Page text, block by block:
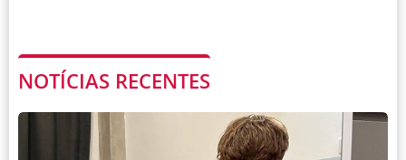
NOTÍCIAS RECENTES